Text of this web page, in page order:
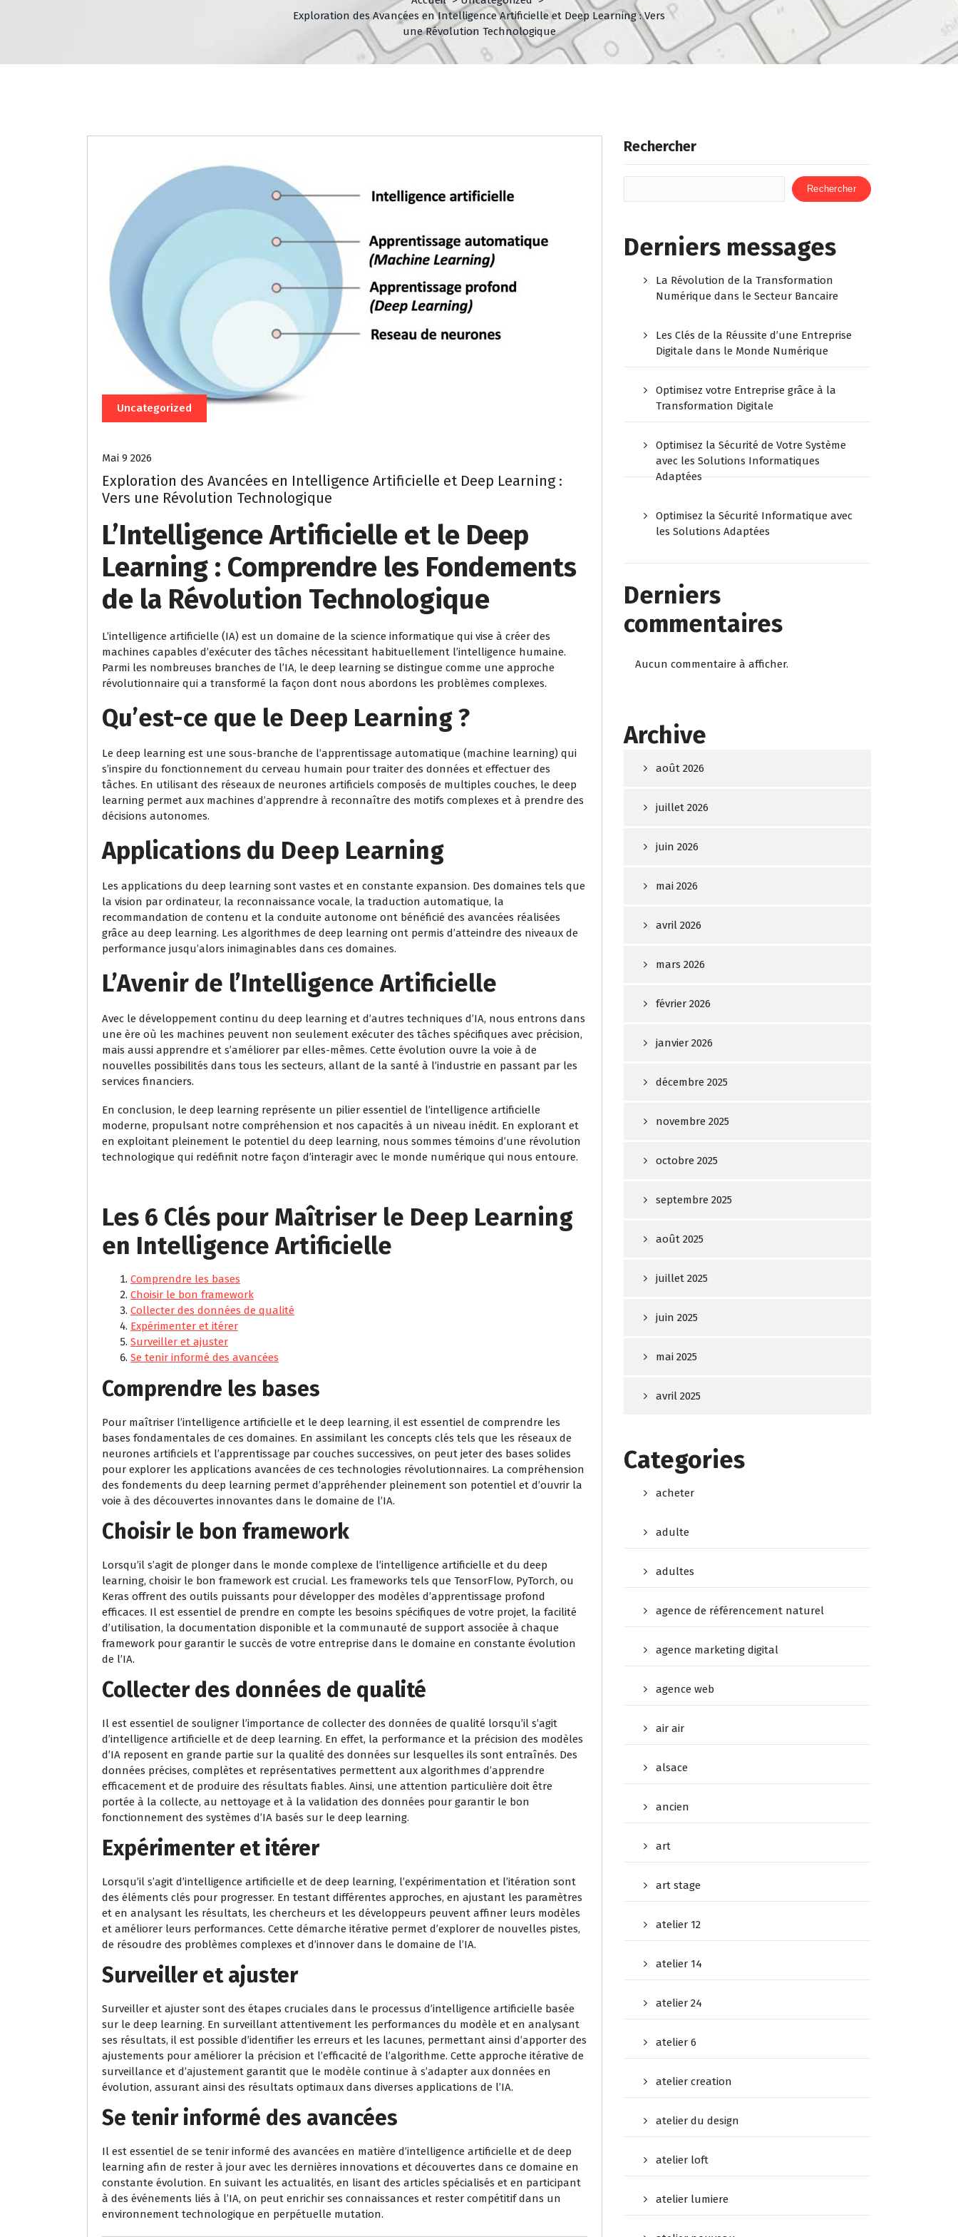
Exploration des Avancées en Intelligence Artificielle et Deep Learning : Vers
une Révolution Technologique
Uncategorized
Mai 9 2026
Exploration des Avancées en Intelligence Artificielle et Deep Learning :
Vers une Révolution Technologique
L’Intelligence Artificielle et le Deep
Learning : Comprendre les Fondements
de la Révolution Technologique
L’intelligence artificielle (IA) est un domaine de la science informatique qui vise à créer des
machines capables d’exécuter des tâches nécessitant habituellement l’intelligence humaine.
Parmi les nombreuses branches de l’IA, le deep learning se distingue comme une approche
révolutionnaire qui a transformé la façon dont nous abordons les problèmes complexes.
Qu’est-ce que le Deep Learning ?
Le deep learning est une sous-branche de l’apprentissage automatique (machine learning) qui
s’inspire du fonctionnement du cerveau humain pour traiter des données et effectuer des
tâches. En utilisant des réseaux de neurones artificiels composés de multiples couches, le deep
learning permet aux machines d’apprendre à reconnaître des motifs complexes et à prendre des
décisions autonomes.
Applications du Deep Learning
Les applications du deep learning sont vastes et en constante expansion. Des domaines tels que
la vision par ordinateur, la reconnaissance vocale, la traduction automatique, la
recommandation de contenu et la conduite autonome ont bénéficié des avancées réalisées
grâce au deep learning. Les algorithmes de deep learning ont permis d’atteindre des niveaux de
performance jusqu’alors inimaginables dans ces domaines.
L’Avenir de l’Intelligence Artificielle
Avec le développement continu du deep learning et d’autres techniques d’IA, nous entrons dans
une ère où les machines peuvent non seulement exécuter des tâches spécifiques avec précision,
mais aussi apprendre et s’améliorer par elles-mêmes. Cette évolution ouvre la voie à de
nouvelles possibilités dans tous les secteurs, allant de la santé à l’industrie en passant par les
services financiers.
En conclusion, le deep learning représente un pilier essentiel de l’intelligence artificielle
moderne, propulsant notre compréhension et nos capacités à un niveau inédit. En explorant et
en exploitant pleinement le potentiel du deep learning, nous sommes témoins d’une révolution
technologique qui redéfinit notre façon d’interagir avec le monde numérique qui nous entoure.
Les 6 Clés pour Maîtriser le Deep Learning
en Intelligence Artificielle
Comprendre les bases
Choisir le bon framework
Collecter des données de qualité
Expérimenter et itérer
Surveiller et ajuster
Se tenir informé des avancées
Comprendre les bases
Pour maîtriser l’intelligence artificielle et le deep learning, il est essentiel de comprendre les
bases fondamentales de ces domaines. En assimilant les concepts clés tels que les réseaux de
neurones artificiels et l’apprentissage par couches successives, on peut jeter des bases solides
pour explorer les applications avancées de ces technologies révolutionnaires. La compréhension
des fondements du deep learning permet d’appréhender pleinement son potentiel et d’ouvrir la
voie à des découvertes innovantes dans le domaine de l’IA.
Choisir le bon framework
Lorsqu’il s’agit de plonger dans le monde complexe de l’intelligence artificielle et du deep
learning, choisir le bon framework est crucial. Les frameworks tels que TensorFlow, PyTorch, ou
Keras offrent des outils puissants pour développer des modèles d’apprentissage profond
efficaces. Il est essentiel de prendre en compte les besoins spécifiques de votre projet, la facilité
d’utilisation, la documentation disponible et la communauté de support associée à chaque
framework pour garantir le succès de votre entreprise dans le domaine en constante évolution
de l’IA.
Collecter des données de qualité
Il est essentiel de souligner l’importance de collecter des données de qualité lorsqu’il s’agit
d’intelligence artificielle et de deep learning. En effet, la performance et la précision des modèles
d’IA reposent en grande partie sur la qualité des données sur lesquelles ils sont entraînés. Des
données précises, complètes et représentatives permettent aux algorithmes d’apprendre
efficacement et de produire des résultats fiables. Ainsi, une attention particulière doit être
portée à la collecte, au nettoyage et à la validation des données pour garantir le bon
fonctionnement des systèmes d’IA basés sur le deep learning.
Expérimenter et itérer
Lorsqu’il s’agit d’intelligence artificielle et de deep learning, l’expérimentation et l’itération sont
des éléments clés pour progresser. En testant différentes approches, en ajustant les paramètres
et en analysant les résultats, les chercheurs et les développeurs peuvent affiner leurs modèles
et améliorer leurs performances. Cette démarche itérative permet d’explorer de nouvelles pistes,
de résoudre des problèmes complexes et d’innover dans le domaine de l’IA.
Surveiller et ajuster
Surveiller et ajuster sont des étapes cruciales dans le processus d’intelligence artificielle basée
sur le deep learning. En surveillant attentivement les performances du modèle et en analysant
ses résultats, il est possible d’identifier les erreurs et les lacunes, permettant ainsi d’apporter des
ajustements pour améliorer la précision et l’efficacité de l’algorithme. Cette approche itérative de
surveillance et d’ajustement garantit que le modèle continue à s’adapter aux données en
évolution, assurant ainsi des résultats optimaux dans diverses applications de l’IA.
Se tenir informé des avancées
Il est essentiel de se tenir informé des avancées en matière d’intelligence artificielle et de deep
learning afin de rester à jour avec les dernières innovations et découvertes dans ce domaine en
constante évolution. En suivant les actualités, en lisant des articles spécialisés et en participant
à des événements liés à l’IA, on peut enrichir ses connaissances et rester compétitif dans un
environnement technologique en perpétuelle mutation.
Rechercher
Rechercher
Derniers messages
La Révolution de la Transformation
Numérique dans le Secteur Bancaire
Les Clés de la Réussite d’une Entreprise
Digitale dans le Monde Numérique
Optimisez votre Entreprise grâce à la
Transformation Digitale
Optimisez la Sécurité de Votre Système
avec les Solutions Informatiques
Adaptées
Optimisez la Sécurité Informatique avec
les Solutions Adaptées
Derniers
commentaires
Aucun commentaire à afficher.
Archive
août 2026
juillet 2026
juin 2026
mai 2026
avril 2026
mars 2026
février 2026
janvier 2026
décembre 2025
novembre 2025
octobre 2025
septembre 2025
août 2025
juillet 2025
juin 2025
mai 2025
avril 2025
Categories
acheter
adulte
adultes
agence de référencement naturel
agence marketing digital
agence web
air air
alsace
ancien
art
art stage
atelier 12
atelier 14
atelier 24
atelier 6
atelier creation
atelier du design
atelier loft
atelier lumiere